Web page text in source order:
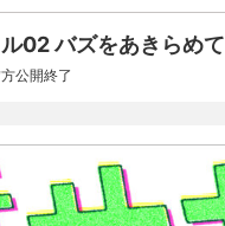
02 バズをあきらめて
公開終了